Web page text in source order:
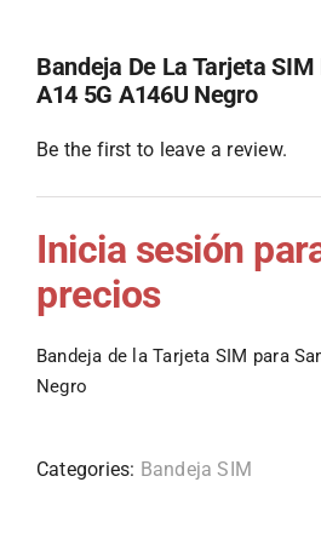
Bandeja De La Tarjeta
A14 5G A146U Negro
Be the first to leave a review.
Inicia sesión
precios
Bandeja de la Tarjeta SIM para
Negro
Categories: Bandeja SIM